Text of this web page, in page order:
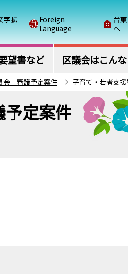
ジの本文へ移動
字拡
Foreign
Language
台
へ
望書など 区議会はこん
会 審議予定案件 子育て・若者支
定案件